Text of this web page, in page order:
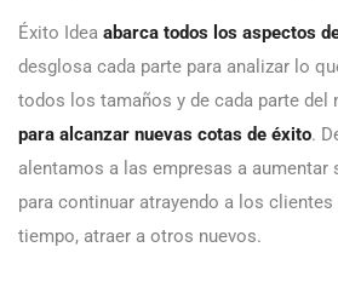
Éxito Idea abarca todos los aspectos
desglosa cada parte para analizar lo
todos los tamaños y de cada parte del
para alcanzar nuevas cotas de éxito.
alentamos a las empresas a aumentar
para continuar atrayendo a los
tiempo, atraer a otros nuevos.